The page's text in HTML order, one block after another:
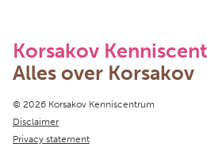
Korsakov
Alles over Korsakov
Copyright navigation
© 2026 Korsakov Kenniscentrum
Disclaimer
Privacy statement